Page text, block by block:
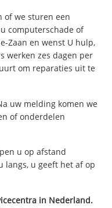
of we sturen een
computerschade of
Zaan en wenst U hulp,
werken zes dagen per
om reparaties uit te
uw melding komen we
of onderdelen
u op afstand
langs, u geeft het af op
in Nederland.